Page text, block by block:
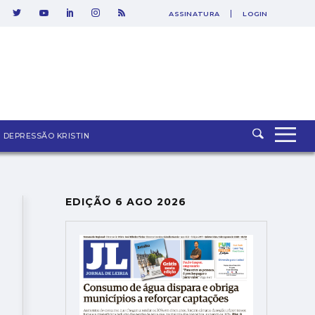
SAIR
ASSINATURA LOGIN
DEPRESSÃO KRISTIN
EDIÇÃO 6 AGO 2026